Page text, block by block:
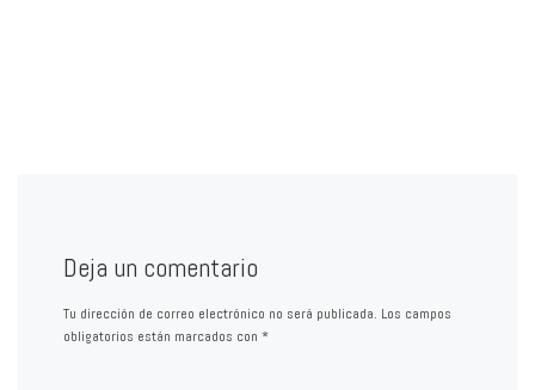
Deja un comentario
Tu dirección de correo electrónico no será publicada. Los campos
obligatorios están marcados con *